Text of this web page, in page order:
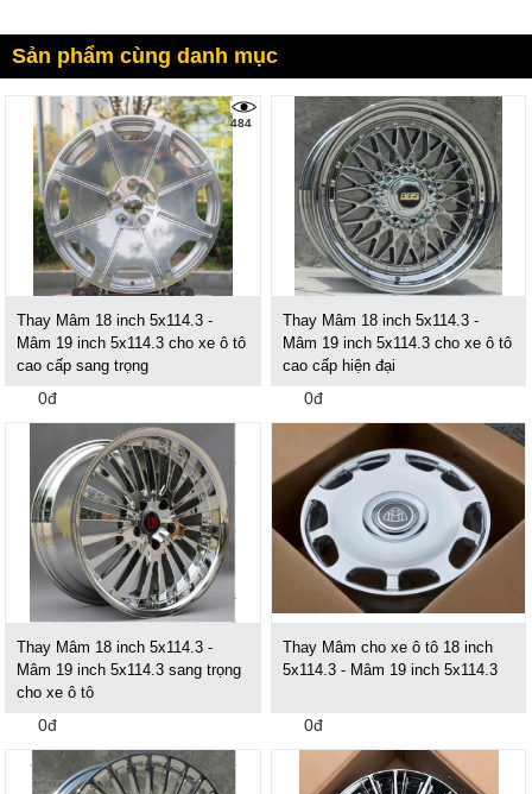
Sản phẩm cùng danh mục
484
Thay Mâm 18 inch 5x114.3 -
Mâm 19 inch 5x114.3 cho xe ô tô
cao cấp sang trọng
0đ
Thay Mâm 18 inch 5x114.3 -
Mâm 19 inch 5x114.3 cho xe ô tô
cao cấp hiện đại
0đ
Thay Mâm 18 inch 5x114.3 -
Mâm 19 inch 5x114.3 sang trọng
cho xe ô tô
0đ
Thay Mâm cho xe ô tô 18 inch
5x114.3 - Mâm 19 inch 5x114.3
0đ